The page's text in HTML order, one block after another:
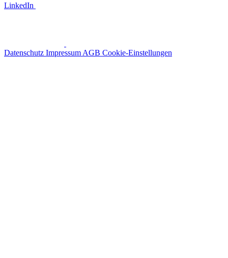
LinkedIn
Datenschutz Impressum AGB Cookie-Einstellungen